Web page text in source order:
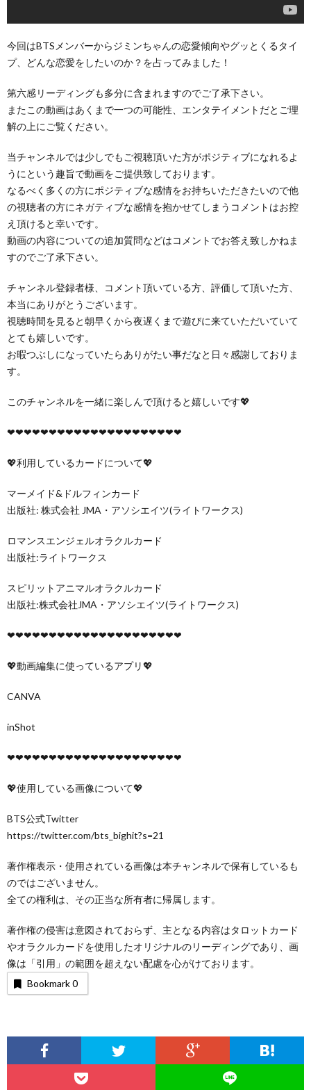
今回はBTSメンバーからジミンちゃんの恋愛傾向やグッとくるタイ
プ、どんな恋愛をしたいのか？を占ってみました！
第六感リーディングも多分に含まれますのでご了承下さい。
またこの動画はあくまで一つの可能性、エンタテイメントだとご理
解の上にご覧ください。
当チャンネルでは少しでもご視聴頂いた方がポジティブになれるよ
うにという趣旨で動画をご提供致しております。
なるべく多くの方にポジティブな感情をお持ちいただきたいので他
の視聴者の方にネガティブな感情を抱かせてしまうコメントはお控
え頂けると幸いです。
動画の内容についての追加質問などはコメントでお答え致しかねま
すのでご了承下さい。
チャンネル登録者様、コメント頂いている方、評価して頂いた方、
本当にありがとうございます。
視聴時間を見ると朝早くから夜遅くまで遊びに来ていただいていて
とても嬉しいです。
お暇つぶしになっていたらありがたい事だなと日々感謝しておりま
す。
このチャンネルを一緒に楽しんで頂けると嬉しいです💖
❤︎❤︎❤︎❤︎❤︎❤︎❤︎❤︎❤︎❤︎❤︎❤︎❤︎❤︎❤︎❤︎❤︎❤︎❤︎❤︎❤︎
💖利用しているカードについて💖
マーメイド&ドルフィンカード
出版社: 株式会社 JMA・アソシエイツ(ライトワークス)
ロマンスエンジェルオラクルカード
出版社:ライトワークス
スピリットアニマルオラクルカード
‎出版社:株式会社JMA・アソシエイツ(ライトワークス)
❤︎❤︎❤︎❤︎❤︎❤︎❤︎❤︎❤︎❤︎❤︎❤︎❤︎❤︎❤︎❤︎❤︎❤︎❤︎❤︎❤︎
💖動画編集に使っているアプリ💖
CANVA
inShot
❤︎❤︎❤︎❤︎❤︎❤︎❤︎❤︎❤︎❤︎❤︎❤︎❤︎❤︎❤︎❤︎❤︎❤︎❤︎❤︎❤︎
💖使用している画像について💖
BTS公式Twitter
https://twitter.com/bts_bighit?s=21
著作権表示・使用されている画像は本チャンネルで保有しているも
のではございません。
全ての権利は、その正当な所有者に帰属します。
著作権の侵害は意図されておらず、主となる内容はタロットカード
やオラクルカードを使用したオリジナルのリーディングであり、画
像は「引用」の範囲を超えない配慮を心がけております。
Bookmark0